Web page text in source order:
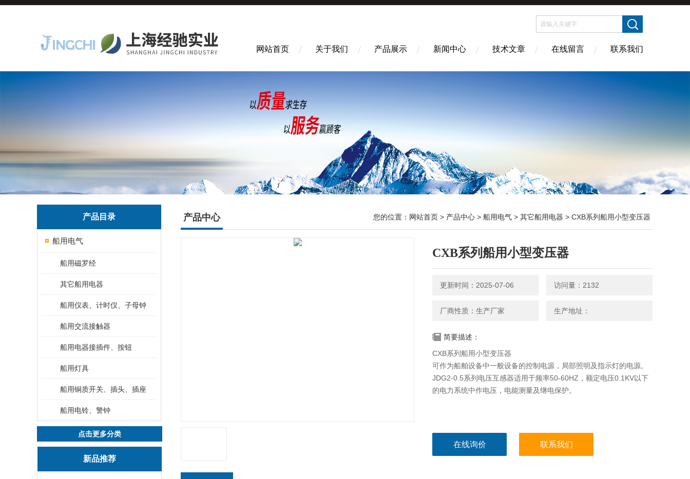
网站首页 关于我们 产品展示 新闻中心 技术文章 在线留言 联系我们
产品目录
船用电气
船用磁罗经
其它船用电器
船用仪表、计时仪、子母钟
船用交流接触器
船用电器接插件、按钮
船用灯具
船用铜质开关、插头、插座
船用电铃、警钟
点击更多分类
新品推荐
产品中心 您的位置： 网站首页 > 产品中心 > 船用电气 > 其它船用电器 > CXB系列船用小型变压器
CXB系列船用小型变压器
更新时间：2025-07-06 访问量：2132
厂商性质：生产厂家 生产地址：
简要描述：
CXB系列船用小型变压器
可作为船舶设备中一般设备的控制电源，局部照明及指示灯的电源。
JDG2-0.5系列电压互感器适用于频率50-60HZ，额定电压0.1KV以下
的电力系统中作电压，电能测量及继电保护。
在线询价 联系我们